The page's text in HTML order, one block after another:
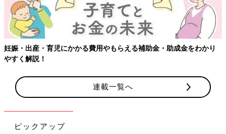
費用やもらえる補助金・助成金をわかり
連載一覧へ
ピックアップ